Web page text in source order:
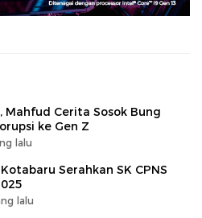
Mahfud Cerita Sosok Bung
ke Gen Z
lalu
Serahkan SK CPNS
lalu